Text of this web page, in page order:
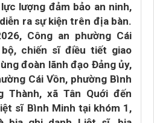
lượng đảm bảo an ninh,
ra sự kiện trên địa bàn.
Công an phường Cái
chiến sĩ điều tiết giao
đoàn lãnh đạo Đảng ủy,
Cái Vồn, phường Bình
Thành, xã Tân Quới đến
sĩ Bình Minh tại khóm 1,